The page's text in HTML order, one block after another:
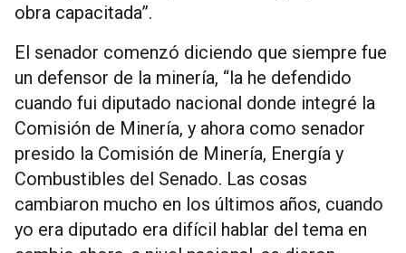
obra capacitada”.
El senador comenzó diciendo que siempre fue
un defensor de la minería, “la he defendido
cuando fui diputado nacional donde integré la
Comisión de Minería, y ahora como senador
presido la Comisión de Minería, Energía y
Combustibles del Senado. Las cosas
cambiaron mucho en los últimos años, cuando
yo era diputado era difícil hablar del tema en